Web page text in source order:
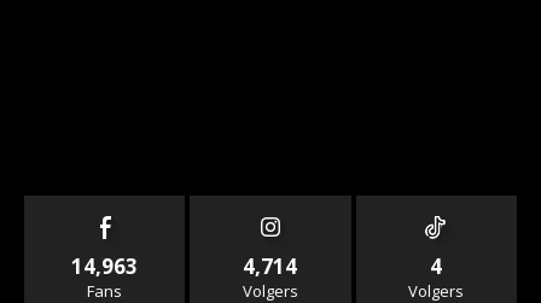
14,963
Fans
4,714
Volgers
4
Volgers